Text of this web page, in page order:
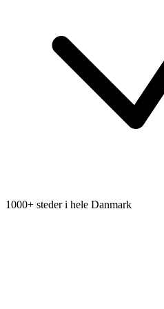
1000+ steder i hele Danmark